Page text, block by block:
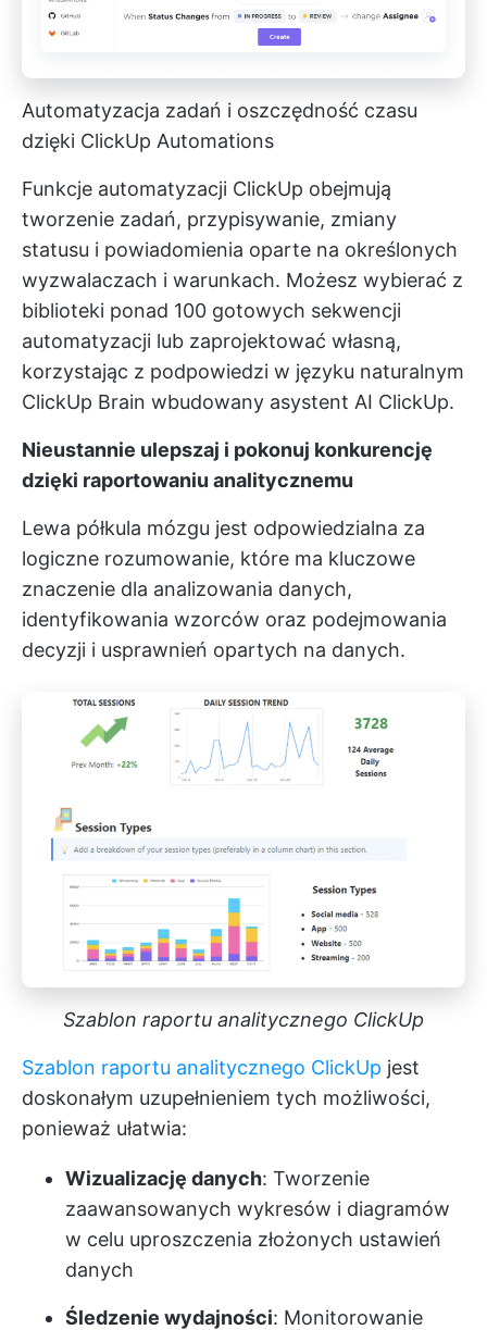
Automatyzacja zadań i oszczędność czasu
dzięki ClickUp Automations
Funkcje automatyzacji ClickUp obejmują
tworzenie zadań, przypisywanie, zmiany
statusu i powiadomienia oparte na określonych
wyzwalaczach i warunkach. Możesz wybierać z
biblioteki ponad 100 gotowych sekwencji
automatyzacji lub zaprojektować własną,
korzystając z podpowiedzi w języku naturalnym
ClickUp Brain wbudowany asystent AI ClickUp.
Nieustannie ulepszaj i pokonuj konkurencję
dzięki raportowaniu analitycznemu
Lewa półkula mózgu jest odpowiedzialna za
logiczne rozumowanie, które ma kluczowe
znaczenie dla analizowania danych,
identyfikowania wzorców oraz podejmowania
decyzji i usprawnień opartych na danych.
Szablon raportu analitycznego ClickUp
Szablon raportu analitycznego ClickUp jest
doskonałym uzupełnieniem tych możliwości,
ponieważ ułatwia:
Wizualizację danych: Tworzenie
zaawansowanych wykresów i diagramów
w celu uproszczenia złożonych ustawień
danych
Śledzenie wydajności: Monitorowanie